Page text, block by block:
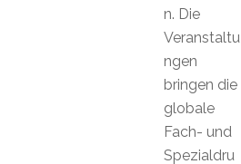
n. Die
Veranstaltu
ngen
bringen die
globale
Fach- und
Spezialdru